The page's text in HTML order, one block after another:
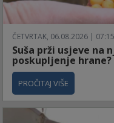
ČETVRTAK, 06.08.2026 | 07:15
Suša prži usjeve na
poskupljenje hrane?
PROČITAJ VIŠE